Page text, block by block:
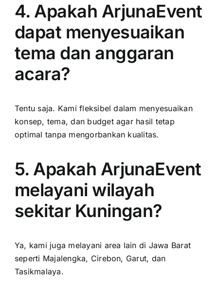
4. Apakah ArjunaEvent
dapat menyesuaikan
tema dan anggaran
acara?
Tentu saja. Kami fleksibel dalam menyesuaikan
konsep, tema, dan budget agar hasil tetap
optimal tanpa mengorbankan kualitas.
5. Apakah ArjunaEvent
melayani wilayah
sekitar Kuningan?
Ya, kami juga melayani area lain di Jawa Barat
seperti Majalengka, Cirebon, Garut, dan
Tasikmalaya.